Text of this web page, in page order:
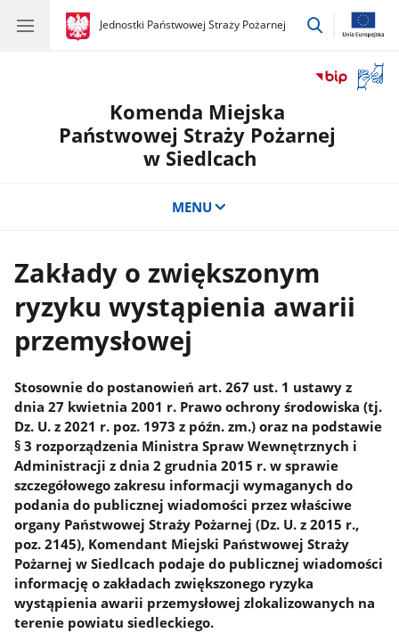
gov.pl
Jednostki Państwowej Straży Pożarnej
gov.pl
Jednostki
przejdź
okno
Komenda Miejska
Państwowej Straży Pożarnej
w Siedlcach
MENU
Zakłady o zwiększonym
ryzyku wystąpienia awarii
przemysłowej
Stosownie do postanowień art. 267 ust. 1 ustawy z
dnia 27 kwietnia 2001 r. Prawo ochrony środowiska (tj.
Dz. U. z 2021 r. poz. 1973 z późn. zm.) oraz na podstawie
§ 3 rozporządzenia Ministra Spraw Wewnętrznych i
Administracji z dnia 2 grudnia 2015 r. w sprawie
szczegółowego zakresu informacji wymaganych do
podania do publicznej wiadomości przez właściwe
organy Państwowej Straży Pożarnej (Dz. U. z 2015 r.,
poz. 2145), Komendant Miejski Państwowej Straży
Pożarnej w Siedlcach podaje do publicznej wiadomości
informację o zakładach zwiększonego ryzyka
wystąpienia awarii przemysłowej zlokalizowanych na
terenie powiatu siedleckiego.